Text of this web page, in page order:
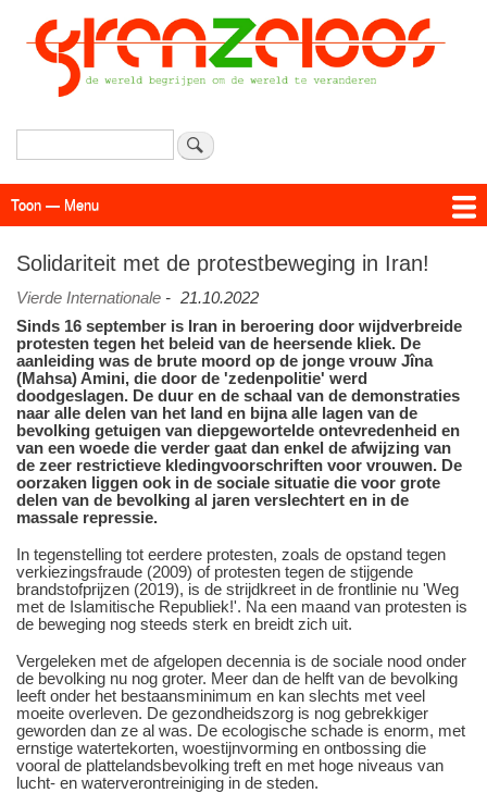
Overslaan
en
naar
de
Zoeken
Menu
Toon — Menu
Solidariteit met de protestbeweging in Iran!
Vierde Internationale - 21.10.2022
Sinds 16 september is Iran in beroering door wijdverbreide
protesten tegen het beleid van de heersende kliek. De
aanleiding was de brute moord op de jonge vrouw Jîna
(Mahsa) Amini, die door de 'zedenpolitie' werd
doodgeslagen. De duur en de schaal van de demonstraties
naar alle delen van het land en bijna alle lagen van de
bevolking getuigen van diepgewortelde ontevredenheid en
van een woede die verder gaat dan enkel de afwijzing van
de zeer restrictieve kledingvoorschriften voor vrouwen. De
oorzaken liggen ook in de sociale situatie die voor grote
delen van de bevolking al jaren verslechtert en in de
massale repressie.
In tegenstelling tot eerdere protesten, zoals de opstand tegen
verkiezingsfraude (2009) of protesten tegen de stijgende
brandstofprijzen (2019), is de strijdkreet in de frontlinie nu 'Weg
met de Islamitische Republiek!'. Na een maand van protesten is
de beweging nog steeds sterk en breidt zich uit.
Vergeleken met de afgelopen decennia is de sociale nood onder
de bevolking nu nog groter. Meer dan de helft van de bevolking
leeft onder het bestaansminimum en kan slechts met veel
moeite overleven. De gezondheidszorg is nog gebrekkiger
geworden dan ze al was. De ecologische schade is enorm, met
ernstige watertekorten, woestijnvorming en ontbossing die
vooral de plattelandsbevolking treft en met hoge niveaus van
lucht- en waterverontreiniging in de steden.